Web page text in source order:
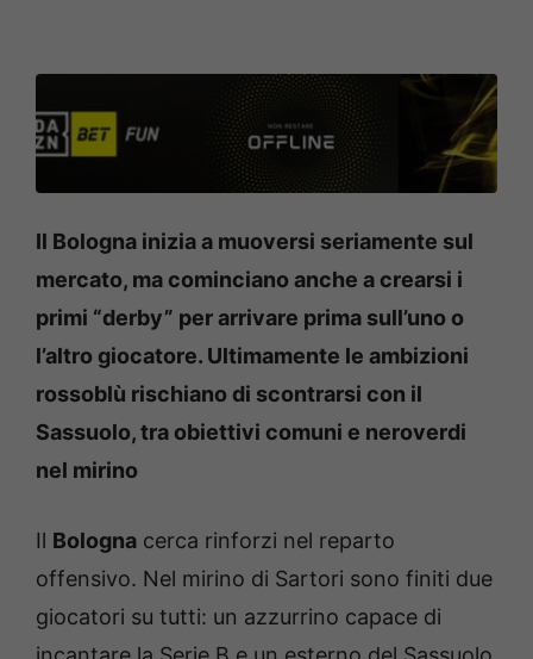
Il Bologna inizia a muoversi seriamente sul
mercato, ma cominciano anche a crearsi i
primi “derby” per arrivare prima sull’uno o
l’altro giocatore. Ultimamente le ambizioni
rossoblù rischiano di scontrarsi con il
Sassuolo, tra obiettivi comuni e neroverdi
nel mirino
Il Bologna cerca rinforzi nel reparto
offensivo. Nel mirino di Sartori sono finiti due
giocatori su tutti: un azzurrino capace di